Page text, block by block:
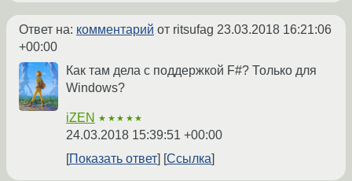
Ответ на: комментарий от ritsufag 23.03.2018 16:21:06
+00:00
Как там дела с поддержкой F#? Только для
Windows?
iZEN ★★★★★
24.03.2018 15:39:51 +00:00
Показать ответ
Ссылка